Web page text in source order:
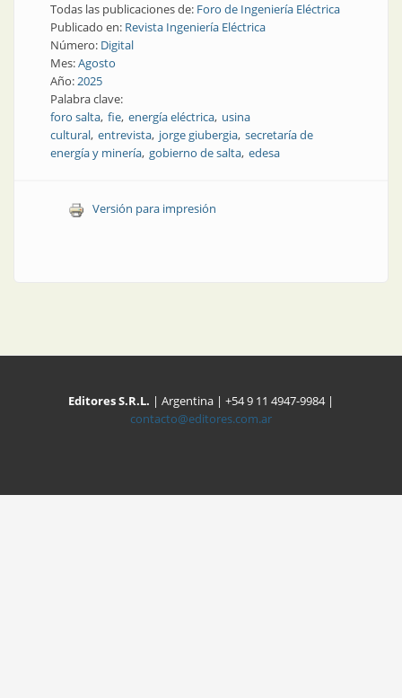
Todas las publicaciones de: Foro de Ingeniería Eléctrica
Publicado en: Revista Ingeniería Eléctrica
Número: Digital
Mes:Agosto
Año:2025
Palabra clave:
foro salta fie energía eléctrica usina
cultural entrevista jorge giubergia secretaría de
energía y minería gobierno de salta edesa
Versión para impresión
Editores S.R.L. | Argentina | +54 9 11 4947-9984 |
contacto@editores.com.ar